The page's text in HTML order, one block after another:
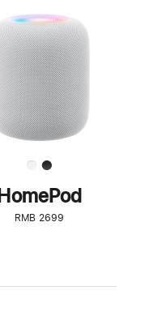
步
了
解
HomePod<
HomePod
RMB 2699